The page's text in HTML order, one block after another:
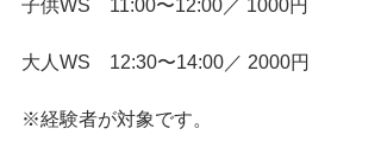
子供WS　11:00〜12:00／ 1000円
大人WS　12:30〜14:00／ 2000円
※経験者が対象です。